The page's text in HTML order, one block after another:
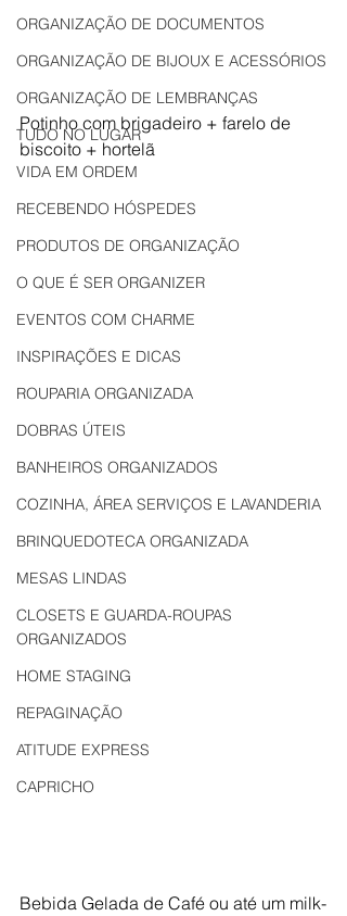
ORGANIZAÇÃO DE DOCUMENTOS
ORGANIZAÇÃO DE BIJOUX E ACESSÓRIOS
ORGANIZAÇÃO DE LEMBRANÇAS
TUDO NO LUGAR
VIDA EM ORDEM
RECEBENDO HÓSPEDES
PRODUTOS DE ORGANIZAÇÃO
O QUE É SER ORGANIZER
EVENTOS COM CHARME
INSPIRAÇÕES E DICAS
ROUPARIA ORGANIZADA
DOBRAS ÚTEIS
BANHEIROS ORGANIZADOS
COZINHA, ÁREA SERVIÇOS E LAVANDERIA
BRINQUEDOTECA ORGANIZADA
MESAS LINDAS
CLOSETS E GUARDA-ROUPAS
ORGANIZADOS
HOME STAGING
REPAGINAÇÃO
ATITUDE EXPRESS
CAPRICHO
Potinho com brigadeiro + farelo de
biscoito + hortelã
Bebida Gelada de Café ou até um milk-